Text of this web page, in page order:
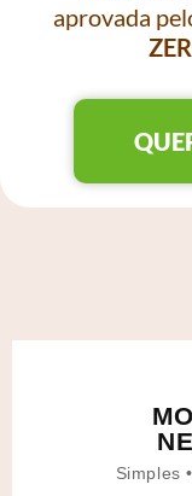
aprovada
Simples